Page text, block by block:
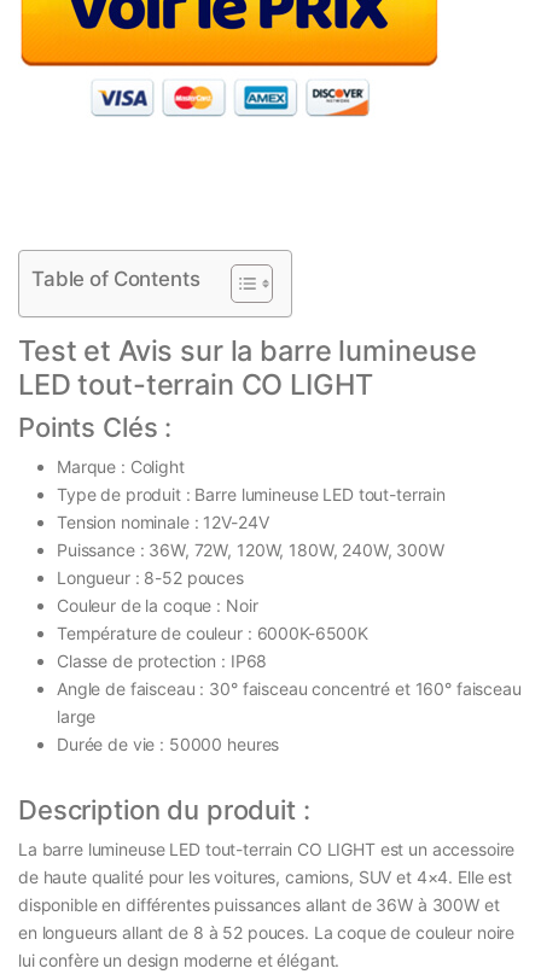
Table of Contents
Test et Avis sur la barre lumineuse
LED tout-terrain CO LIGHT
Points Clés :
Marque : Colight
Type de produit : Barre lumineuse LED tout-terrain
Tension nominale : 12V-24V
Puissance : 36W, 72W, 120W, 180W, 240W, 300W
Longueur : 8-52 pouces
Couleur de la coque : Noir
Température de couleur : 6000K-6500K
Classe de protection : IP68
Angle de faisceau : 30° faisceau concentré et 160° faisceau
large
Durée de vie : 50000 heures
Description du produit :
La barre lumineuse LED tout-terrain CO LIGHT est un accessoire
de haute qualité pour les voitures, camions, SUV et 4×4. Elle est
disponible en différentes puissances allant de 36W à 300W et
en longueurs allant de 8 à 52 pouces. La coque de couleur noire
lui confère un design moderne et élégant.